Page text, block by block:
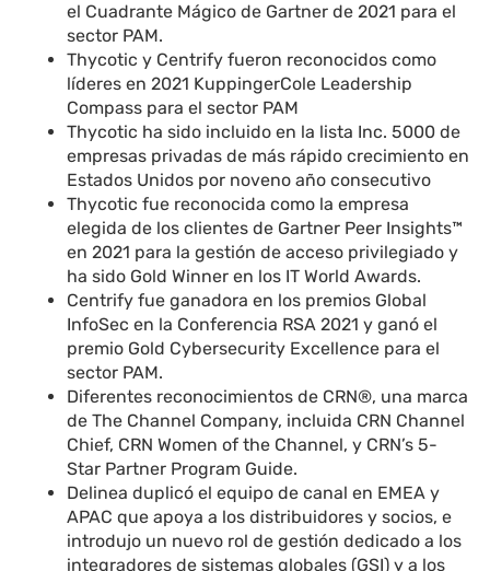
el Cuadrante Mágico de Gartner de 2021 para el
sector PAM.
Thycotic y Centrify fueron reconocidos como
líderes en 2021 KuppingerCole Leadership
Compass para el sector PAM
Thycotic ha sido incluido en la lista Inc. 5000 de
empresas privadas de más rápido crecimiento en
Estados Unidos por noveno año consecutivo
Thycotic fue reconocida como la empresa
elegida de los clientes de Gartner Peer Insights™
en 2021 para la gestión de acceso privilegiado y
ha sido Gold Winner en los IT World Awards.
Centrify fue ganadora en los premios Global
InfoSec en la Conferencia RSA 2021 y ganó el
premio Gold Cybersecurity Excellence para el
sector PAM.
Diferentes reconocimientos de CRN®, una marca
de The Channel Company, incluida CRN Channel
Chief, CRN Women of the Channel, y CRN’s 5-
Star Partner Program Guide.
Delinea duplicó el equipo de canal en EMEA y
APAC que apoya a los distribuidores y socios, e
introdujo un nuevo rol de gestión dedicado a los
integradores de sistemas globales (GSI) y a los